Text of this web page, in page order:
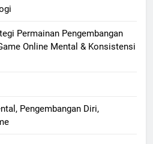
Permainan Pengembangan
Online Mental & Konsistensi
Pengembangan Diri,